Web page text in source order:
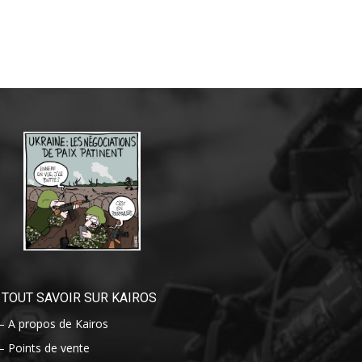
TOUT SAVOIR SUR KAIROS
A propos de Kairos
Points de vente